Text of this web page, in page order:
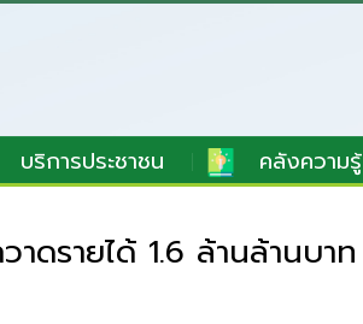
บริการประชาชน คลังความรู้
รายได้ 1.6 ล้านล้านบาท